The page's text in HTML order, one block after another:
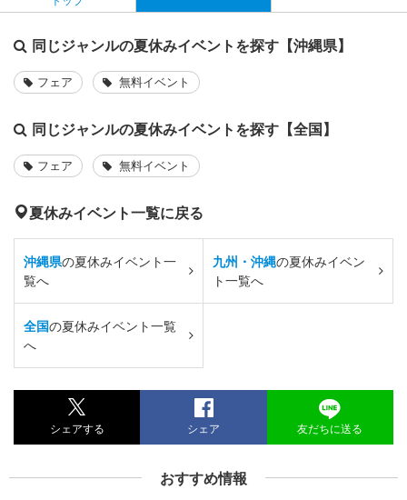
同じジャンルの夏休みイベントを探す【沖縄県】
フェア 無料イベント
同じジャンルの夏休みイベントを探す【全国】
フェア 無料イベント
夏休みイベント一覧に戻る
沖縄県の夏休みイベント一
覧へ
九州・沖縄の夏休みイベン
ト一覧へ
全国の夏休みイベント一覧
へ
シェアする シェア 友だちに送る
おすすめ情報